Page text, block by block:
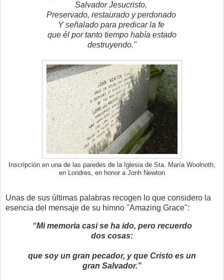
Salvador Jesucristo,
Preservado, restaurado y perdonado
Y señalado para predicar la fe
que él por tanto tiempo había estado
destruyendo."
Inscripción en una de las paredes de la Iglesia de Sta. María Woolnoth,
en Londres, en honor a Jonh Newton
Unas de sus últimas palabras recogen lo que considero la
esencia del mensaje de su himno "Amazing Grace":
“Mi memoria casi se ha ido, pero recuerdo
dos cosas:
que soy un gran pecador, y que Cristo es un
gran Salvador.”